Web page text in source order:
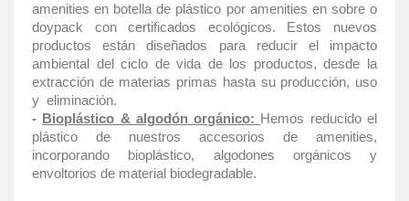
amenities en botella de plástico por amenities en sobre o
doypack con certificados ecológicos. Estos nuevos
productos están diseñados para reducir el impacto
ambiental del ciclo de vida de los productos, desde la
extracción de materias primas hasta su producción, uso
y eliminación.
- Bioplástico & algodón orgánico: Hemos reducido el
plástico de nuestros accesorios de amenities,
incorporando bioplástico, algodones orgánicos y
envoltorios de material biodegradable.